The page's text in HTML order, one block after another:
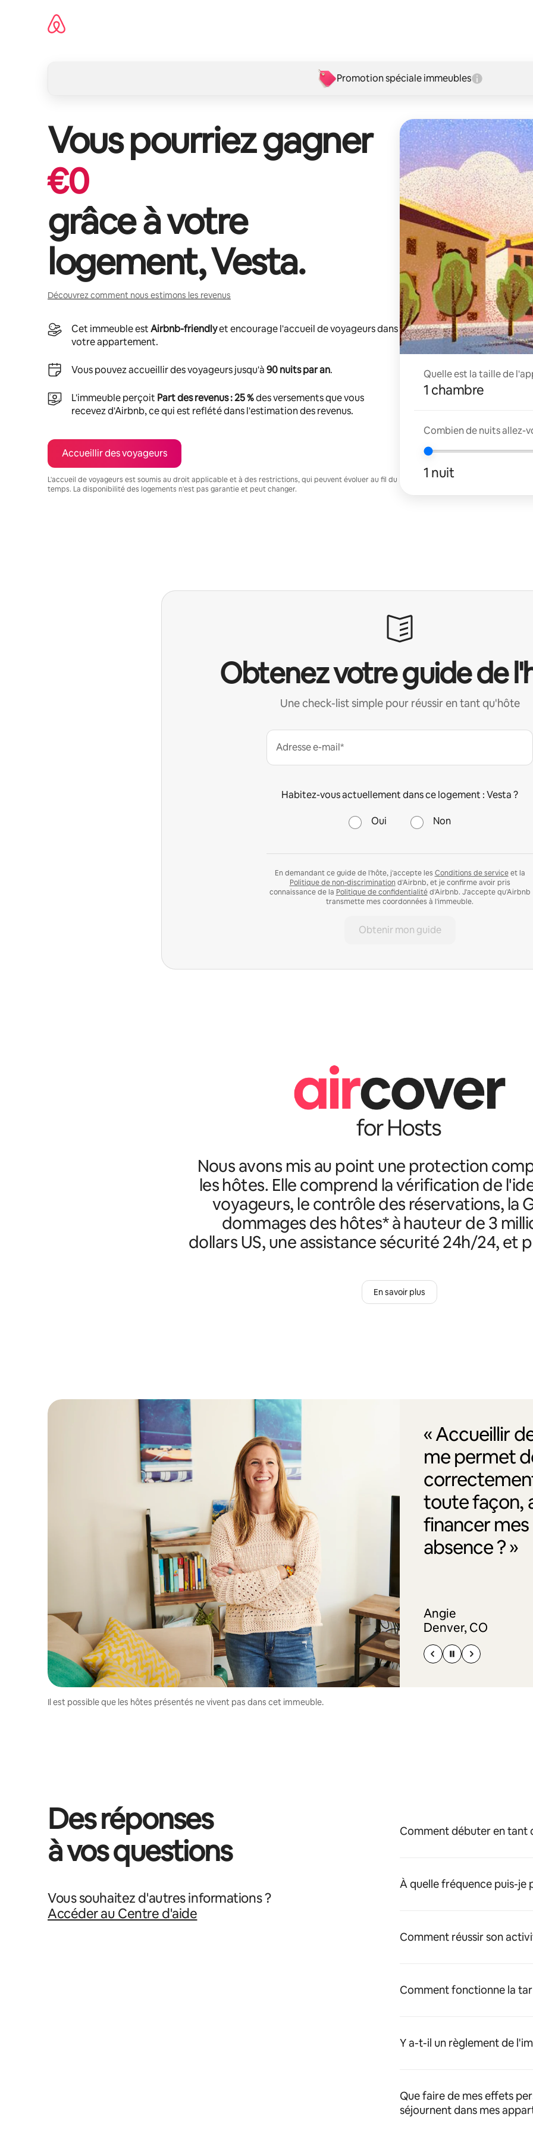
Promotion spéciale immeubles
Vous pourriez gagner
€0
grâce à votre
logement,Vesta.
Découvrez comment nous estimons les revenus
Cet immeuble estAirbnb-friendlyet encourage l'accueil de voyageurs dans
votre appartement.
Vous pouvez accueillir des voyageurs jusqu'à90 nuits par an.
L'immeuble perçoit Part des revenus : 25 %des versements que vous
recevez d'Airbnb, ce qui est reflété dans l'estimation des revenus.
Accueillir des voyageurs
L'accueil de voyageurs est soumis au droit applicable et à des restrictions, qui peuvent évoluer au fil du
temps. La disponibilité des logements n'est pas garantie et peut changer.
Quelle est la taille de
1 chambre
Combien de nuits allez-
1 nuit
Obtenez votre guide de
Une check-list simple pour réussir en tant qu'hôte
Adresse e-mail*
Habitez-vous actuellement dans ce logement : Vesta ?
Oui Non
En demandant ce guide de l'hôte, j'accepte les Conditions de serviceet la
Politique de non-discrimination d'Airbnb, et je confirme avoir pris
connaissance de la Politique de confidentialitéd'Airbnb. J'accepte qu'Airbnb
transmette mes coordonnées à l'immeuble.
Obtenir mon guide
Nous avons mis au point une protection
les hôtes. Elle comprend la vérification de
voyageurs, le contrôle des réservations, la
dommages des hôtes* à hauteur de 3
dollars US, une assistance sécurité 24h/24, et
En savoir plus
« Accueillir
me permet
toute façon,
financer
absence ? »
Angie
Denver, CO
Il est possible que les hôtes présentés ne vivent pas dans cet immeuble.
Des réponses
à vos questions
Vous souhaitez d'autres informations ?
Accéder au Centre d'aide
Comment débuter en tant
À quelle fréquence puis-je
Comment réussir son
Comment fonctionne la
Y a-t-il un règlement de
Que faire de mes effets
séjournent dans mes